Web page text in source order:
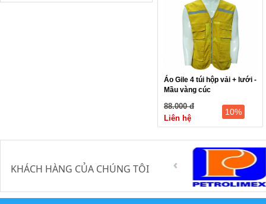
Áo Gile 4 túi hộp vải + lưới -
Mầu vàng cúc
88.000 đ
Liên hệ
10%
KHÁCH HÀNG CỦA CHÚNG TÔI